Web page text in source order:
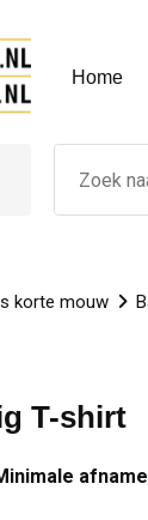
Home
korte mouw
T-shirt